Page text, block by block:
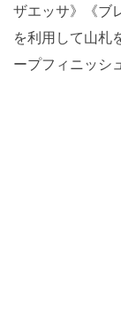
ザエッサ》《ブ
を利用して山札
ープフィニッシ